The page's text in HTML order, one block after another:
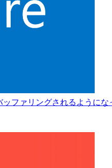
ファリングされるように